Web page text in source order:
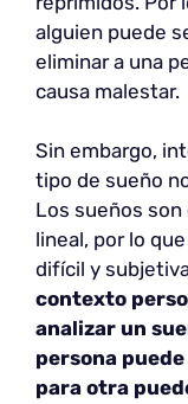
alguien puede
eliminar a una
causa malestar.
Sin embargo,
tipo de sueño
Los sueños
lineal, por lo
difícil y
contexto
analizar un
persona
para otra